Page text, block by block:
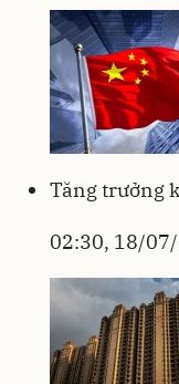
Tăng trưởng
02:30, 18/